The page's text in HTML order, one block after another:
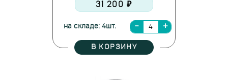
31 200 ₽
на складе: 4шт.
В КОРЗИНУ